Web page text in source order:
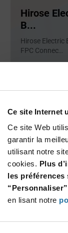
Ce site Internet
Ce site Web
garantir la
utilisant notre
cookies. Plus
les
en lisant notre
Hirose
B...
Hirose Electric
FPC Connec...
Amphenol